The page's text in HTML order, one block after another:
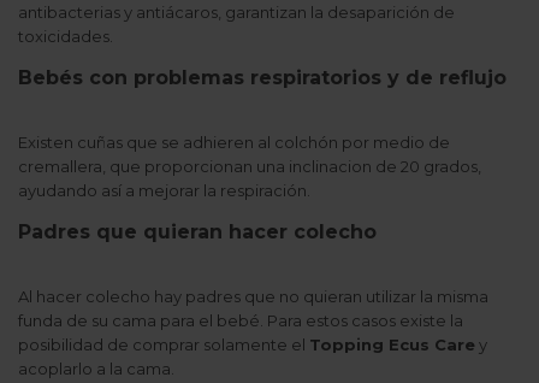
antibacterias y antiácaros, garantizan la desaparición de
toxicidades.
Bebés con problemas respiratorios y de reflujo
Existen cuñas que se adhieren al colchón por medio de
cremallera, que proporcionan una inclinacion de 20 grados,
ayudando así a mejorar la respiración.
Padres que quieran hacer colecho
Al hacer colecho hay padres que no quieran utilizar la misma
funda de su cama para el bebé. Para estos casos existe la
posibilidad de comprar solamente el Topping Ecus Care y
acoplarlo a la cama.